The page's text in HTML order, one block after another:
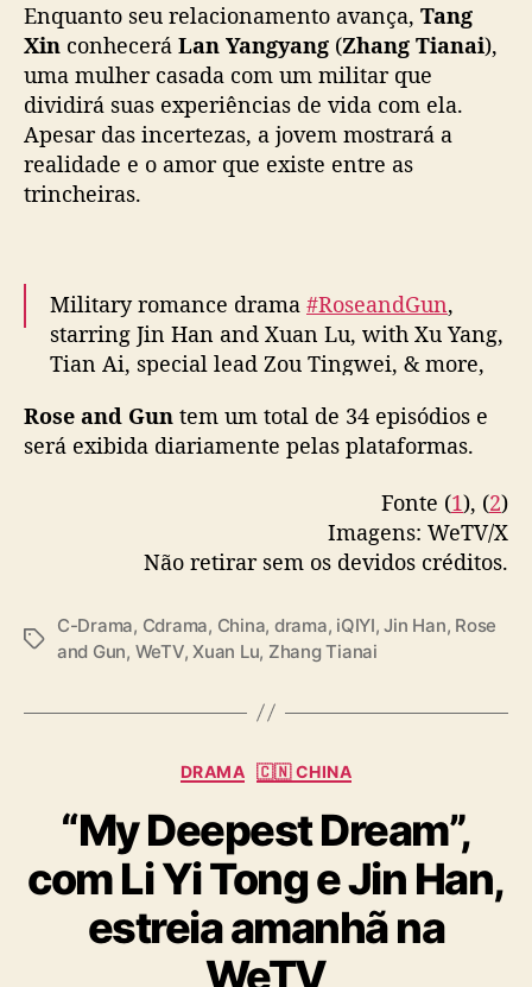
p
ó
r
t
e
o
s
e
n
d
n
”
Enquanto seu relacionamento avança, Tang
Xin conhecerá Lan Yangyang (Zhang Tianai),
uma mulher casada com um militar que
dividirá suas experiências de vida com ela.
Apesar das incertezas, a jovem mostrará a
realidade e o amor que existe entre as
trincheiras.
Military romance drama #RoseandGun,
starring Jin Han and Xuan Lu, with Xu Yang,
Tian Ai, special lead Zou Tingwei, & more,
Video and iQIYI
— cdrama tweets (@dramapotatoe)June 27,
Rose and Gun tem um total de 34 episódios e
será exibida diariamente pelas plataformas.
Fonte (1), (2)
Imagens: WeTV/X
Não retirar sem os devidos créditos.
T
s
C-Drama, Cdrama, China, drama, iQIYI,Jin Han, Rose
and Gun, WeTV,Xuan Lu, Zhang Tianai
C
t
e
g
o
r
i
a
DRAMA 🇨🇳 CHINA
“My Deepest Dream”,
com Li Yi Tong e Jin Han,
estreia amanhã na